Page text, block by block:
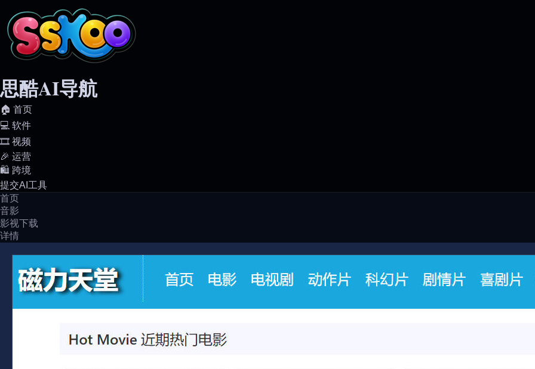
思酷AI导航
🏠️ 首页
💻️ 软件
🎞️ 视频
🎉 运营
🛍️ 跨境
提交AI工具
首页
音影
影视下载
详情